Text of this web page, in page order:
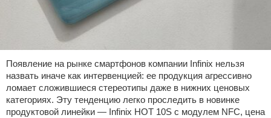
Появление на рынке смартфонов компании Infinix нельзя
назвать иначе как интервенцией: ее продукция агрессивно
ломает сложившиеся стереотипы даже в нижних ценовых
категориях. Эту тенденцию легко проследить в новинке
продуктовой линейки — Infinix HOT 10S с модулем NFC, цена